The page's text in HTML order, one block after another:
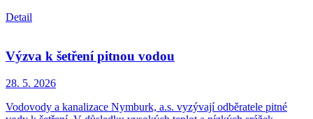
Detail
Výzva k šetření pitnou vodou
28. 5. 2026
Vodovody a kanalizace Nymburk, a.s. vyzývají odběratele pitné